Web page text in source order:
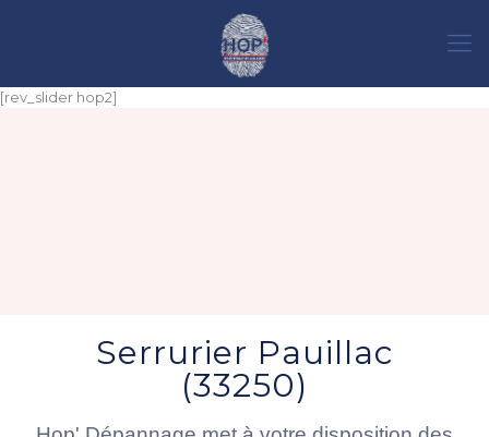
[rev_slider hop2]
Serrurier Pauillac
(33250)